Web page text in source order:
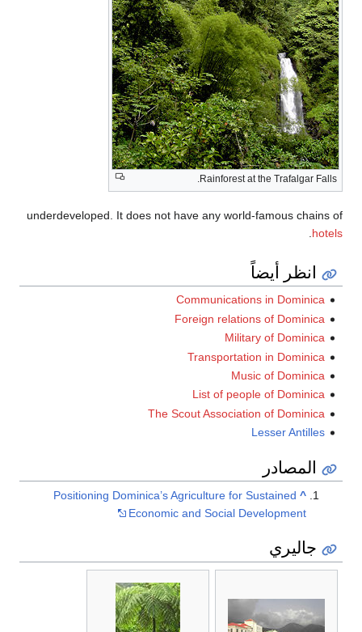
Rainforest at the Trafalgar Falls.
underdeveloped. It does not have any world-famous chains of
hotels
انظر أيضاً
Communications in Dominica
Foreign relations of Dominica
Military of Dominica
Transportation in Dominica
Music of Dominica
List of people of Dominica
The Scout Association of Dominica
Lesser Antilles
المصادر
^
Positioning Dominica’s Agriculture for Sustained
Economic and Social Development
جاليري